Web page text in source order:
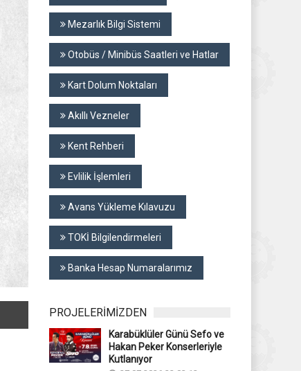
Mezarlık Bilgi Sistemi
Otobüs / Minibüs Saatleri ve Hatlar
Kart Dolum Noktaları
Akıllı Vezneler
Kent Rehberi
Evlilik İşlemleri
Avans Yükleme Kılavuzu
TOKİ Bilgilendirmeleri
Banka Hesap Numaralarımız
PROJELERİMİZDEN
Karabüklüler Günü Sefo ve
Hakan Peker Konserleriyle
Kutlanıyor